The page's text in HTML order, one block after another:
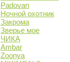
Padovan
Ночной охотник
Закрома
Зверье мое
ЧИКА
Ambar
Zoonya